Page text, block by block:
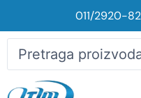
011/2920-